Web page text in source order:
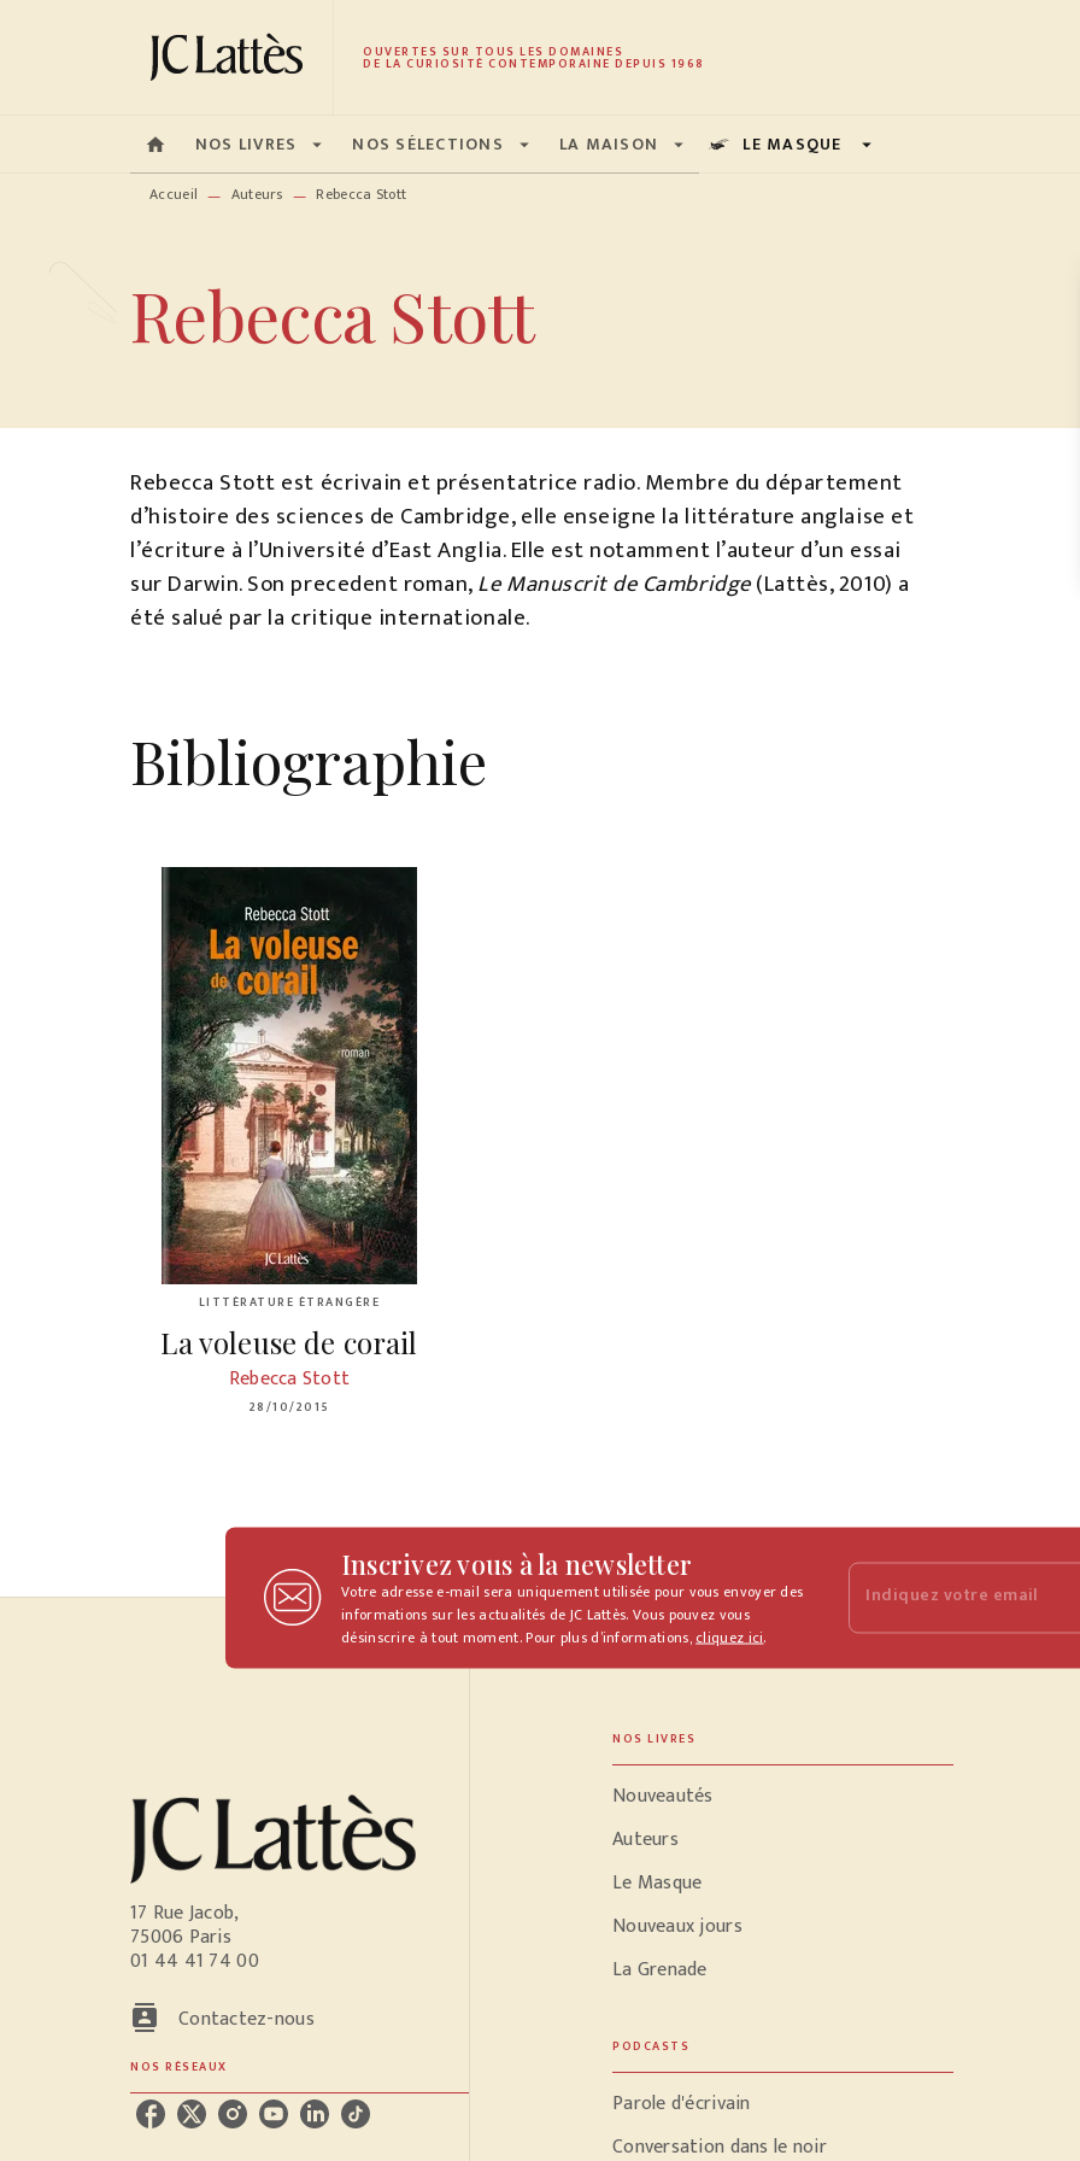
MENU RECHERCHE CONTENU PIED DE PAGE
OUVERTES SUR TOUS LES DOMAINES
DE LA CURIOSITÉ CONTEMPORAINE DEPUIS 1968
home NOS LIVRES arrow_drop_down NOS SÉLECTIONS arrow_drop_down LA MAISON arrow_drop_down LE MASQUE arrow_drop_down
Accueil — Auteurs — Rebecca Stott
Rebecca Stott
Rebecca Stott est écrivain et présentatrice radio. Membre du département
d’histoire des sciences de Cambridge, elle enseigne la littérature anglaise et
l’écriture à l’Université d’East Anglia. Elle est notamment l’auteur d’un essai
sur Darwin. Son precedent roman,Le Manuscrit de Cambridge(Lattès, 2010) a
été salué par la critique internationale.
Bibliographie
LITTÉRATURE ÉTRANGÈRE
La voleuse de corail
Rebecca Stott
28/10/2015
Inscrivez vous à la newsletter
Votre adresse e-mail sera uniquement utilisée pour vous envoyer des
informations sur les actualités de JC Lattès. Vous pouvez vous
désinscrire à tout moment. Pour plus d’informations,cliquez ici.
Indiquez votre email
17 Rue Jacob,
75006 Paris
01 44 41 74 00
contacts Contactez-nous
NOS RÉSEAUX
NOS LIVRES
Nouveautés
Auteurs
Le Masque
Nouveaux jours
La Grenade
PODCASTS
Parole d'écrivain
Conversation dans le noir